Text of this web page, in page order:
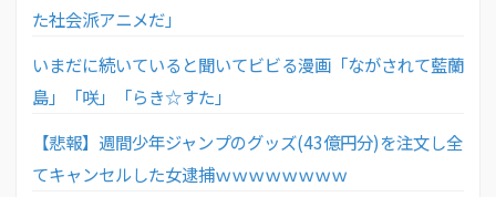
た社会派アニメだ」
いまだに続いていると聞いてビビる漫画「ながされて藍蘭
島」「咲」「らき☆すた」
【悲報】週間少年ジャンプのグッズ(43億円分)を注文し全
てキャンセルした女逮捕ｗｗｗｗｗｗｗｗ